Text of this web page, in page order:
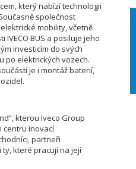
který nabízí technologii
společnost
mobility, včetně
BUS a posiluje jeho
investicím do svých
po elektrických vozech.
je i montáž baterií,
kterou Iveco Group
centru inovací
partneři
které pracují na její